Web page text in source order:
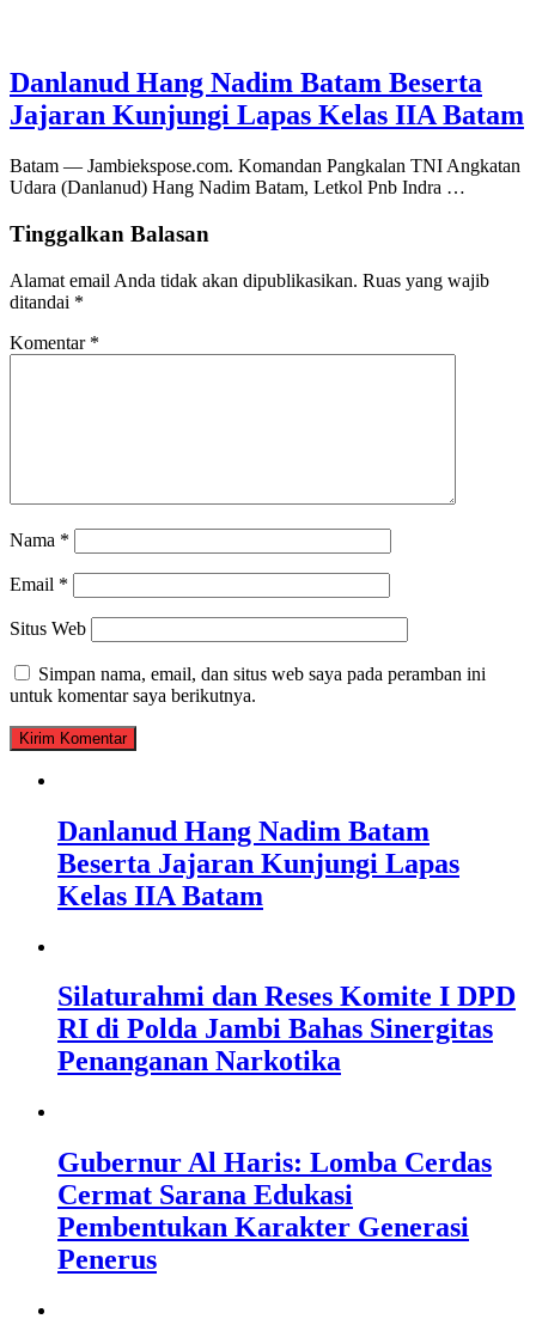
Danlanud Hang Nadim Batam Beserta
Jajaran Kunjungi Lapas Kelas IIA Batam
Batam — Jambiekspose.com. Komandan Pangkalan TNI Angkatan
Udara (Danlanud) Hang Nadim Batam, Letkol Pnb Indra …
Tinggalkan Balasan
Alamat email Anda tidak akan dipublikasikan. Ruas yang wajib
ditandai *
Komentar *
Nama *
Email *
Situs Web
Simpan nama, email, dan situs web saya pada peramban ini
untuk komentar saya berikutnya.
Danlanud Hang Nadim Batam
Beserta Jajaran Kunjungi Lapas
Kelas IIA Batam
Silaturahmi dan Reses Komite I DPD
RI di Polda Jambi Bahas Sinergitas
Penanganan Narkotika
Gubernur Al Haris: Lomba Cerdas
Cermat Sarana Edukasi
Pembentukan Karakter Generasi
Penerus